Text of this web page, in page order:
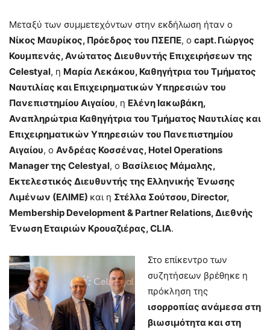
Μεταξύ των συμμετεχόντων στην εκδήλωση ήταν ο
Νίκος Μαυρίκος, Πρόεδρος του ΠΣΕΠΕ, ο capt. Γιώργος
Κουμπενάς, Ανώτατος Διευθυντής Επιχειρήσεων της
Celestyal, η Μαρία Λεκάκου, Καθηγήτρια του Τμήματος
Ναυτιλίας και Επιχειρηματικών Υπηρεσιών του
Πανεπιστημίου Αιγαίου, η Ελένη Ιακωβάκη,
Αναπληρώτρια Καθηγήτρια του Τμήματος Ναυτιλίας και
Επιχειρηματικών Υπηρεσιών του Πανεπιστημίου
Αιγαίου, ο Ανδρέας Κοσσένας, Hotel Operations
Manager της Celestyal, ο Βασίλειος Μάμαλης,
Εκτελεστικός Διευθυντής της Ελληνικής Ένωσης
Λιμένων (ΕΛΙΜΕ) και η Στέλλα Σούτσου, Director,
Membership Development & Partner Relations, Διεθνής
Ένωση Εταιριών Κρουαζιέρας,CLIA.
Στο επίκεντρο των
συζητήσεων βρέθηκε η
πρόκληση της
ισορροπίας ανάμεσα στη
βιωσιμότητα και στη